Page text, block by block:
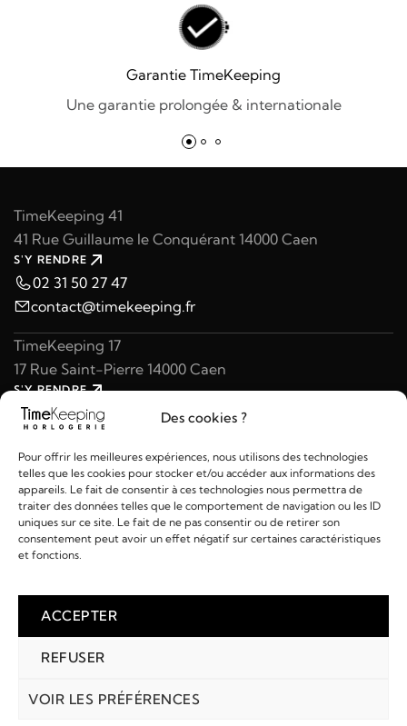
Des cookies ?
Pour offrir les meilleures expériences, nous utilisons des technologies
telles que les cookies pour stocker et/ou accéder aux informations des
appareils. Le fait de consentir à ces technologies nous permettra de
traiter des données telles que le comportement de navigation ou les ID
uniques sur ce site. Le fait de ne pas consentir ou de retirer son
consentement peut avoir un effet négatif sur certaines caractéristiques
et fonctions.
ACCEPTER
REFUSER
VOIR LES PRÉFÉRENCES
Garantie TimeKeeping
Une garantie prolongée & internationale
TimeKeeping 41
41 Rue Guillaume le Conquérant 14000 Caen
S'Y RENDRE
02 31 50 27 47
contact@timekeeping.fr
TimeKeeping 17
17 Rue Saint-Pierre 14000 Caen
S'Y RENDRE
02 31 47 49 97
Liens utiles
2026 © TIMEKEEPING - Réalisé par